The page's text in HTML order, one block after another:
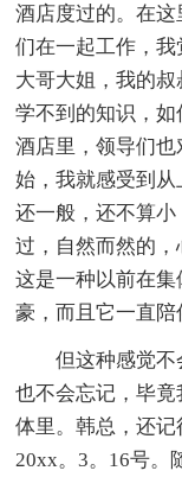
酒店度过的。在
们在一起工作，
大哥大姐，我的
学不到的知识，
酒店里，领导们
始，我就感受到
还一般，还不算
过，自然而然的，
这是一种以前在
豪，而且它一直陪
但这种感觉不
也不会忘记，毕
体里。韩总，还
20xx。3。16号。